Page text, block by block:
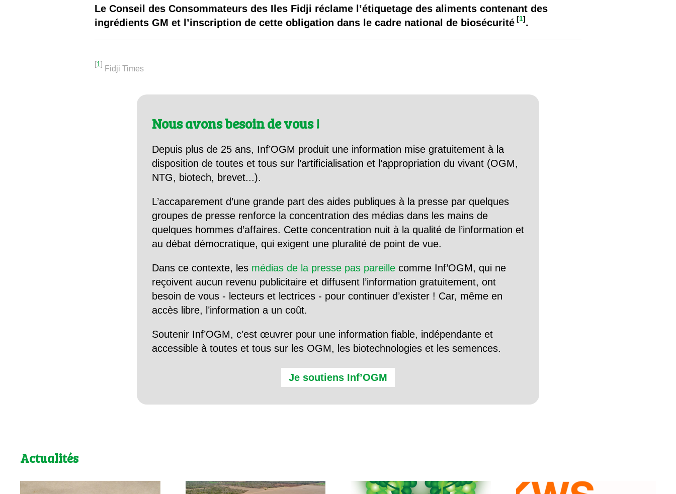
Il y a semence…. et semence
Le Conseil des Consommateurs des Iles Fidji réclame l’étiquetage des aliments contenant des
ingrédients GM et l’inscription de cette obligation dans le cadre national de biosécurité [1].
[1]
Fidji Times
Nous avons besoin de vous !
Depuis plus de 25 ans, Inf’OGM produit une information mise gratuitement à la
disposition de toutes et tous sur l’artificialisation et l’appropriation du vivant (OGM,
NTG, biotech, brevet...).
L’accaparement d’une grande part des aides publiques à la presse par quelques
groupes de presse renforce la concentration des médias dans les mains de
quelques hommes d’affaires. Cette concentration nuit à la qualité de l’information et
au débat démocratique, qui exigent une pluralité de point de vue.
Dans ce contexte, les médias de la presse pas pareille comme Inf’OGM, qui ne
reçoivent aucun revenu publicitaire et diffusent l’information gratuitement, ont
besoin de vous - lecteurs et lectrices - pour continuer d’exister ! Car, même en
accès libre, l’information a un coût.
Soutenir Inf’OGM, c’est œuvrer pour une information fiable, indépendante et
accessible à toutes et tous sur les OGM, les biotechnologies et les semences.
Je soutiens Inf’OGM
Actualités